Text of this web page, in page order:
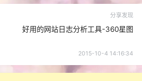
分享发现
好用的网站日志分析工具-360星图
2015-10-4 14:16:34